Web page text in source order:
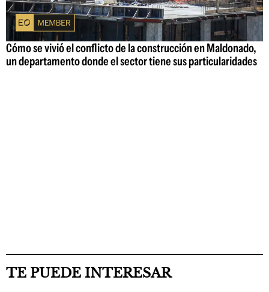
Cómo se vivió el conflicto de la construcción en Maldonado,
un departamento donde el sector tiene sus particularidades
TE PUEDE INTERESAR